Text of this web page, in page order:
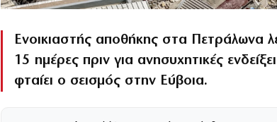
Ενοικιαστής αποθήκης στα Πετράλωνα
15 ημέρες πριν για ανησυχητικές
φταίει ο σεισμός στην Εύβοια.